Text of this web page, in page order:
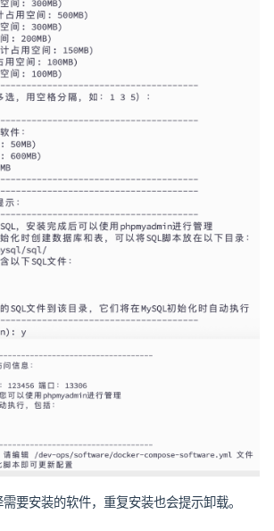
要安装的软件，重复安装也会提示卸载。